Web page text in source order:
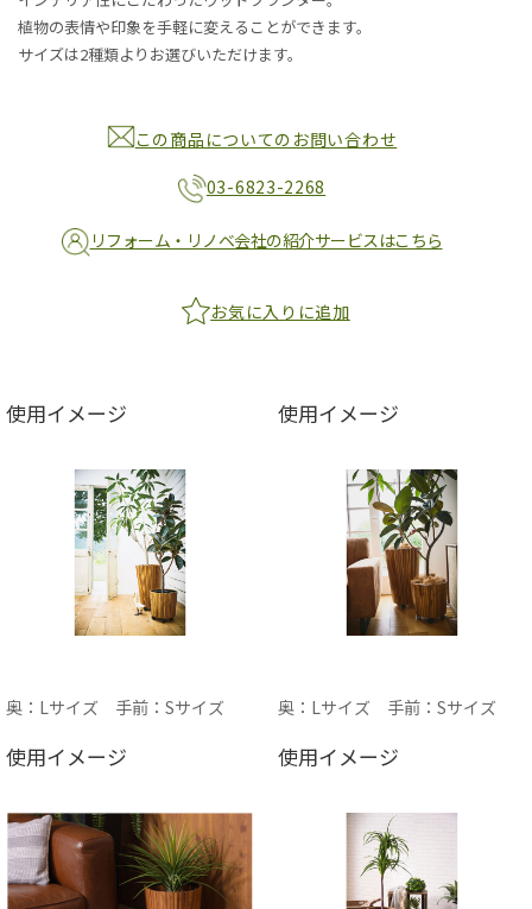
植物の表情や印象を手軽に変えることができます。
サイズは2種類よりお選びいただけます。
この商品についてのお問い合わせ
03-6823-2268
リフォーム・リノベ会社の紹介サービスはこちら
お気に入りに追加
使用イメージ
奥：Lサイズ 手前：Sサイズ
使用イメージ
奥：Lサイズ 手前：Sサイズ
使用イメージ 使用イメージ